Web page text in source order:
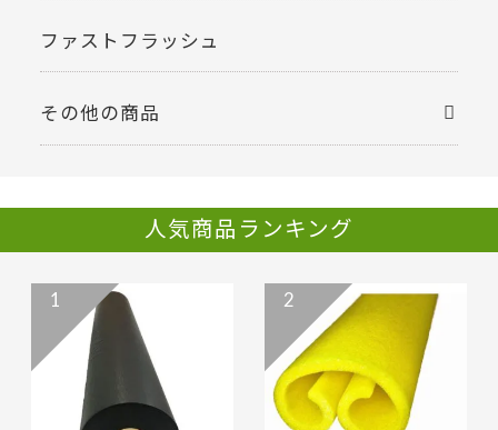
ファストフラッシュ
その他の商品
人気商品ランキング
1 2